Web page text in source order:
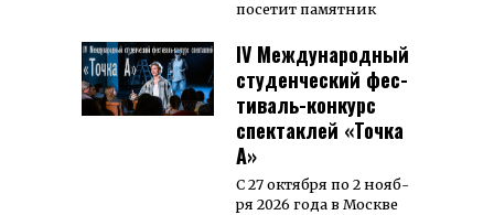
посетит памятник
IV Международный
сту­ден­ческий фес­
тиваль-кон­курс
спектаклей «Точка
А»
С 27 октяб­ря по 2 нояб­
ря 2026 года в Моск­ве